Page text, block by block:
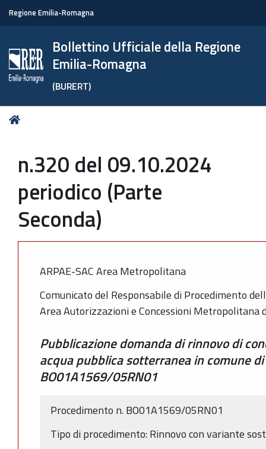
Regione Emilia-Romagna
Bollettino Ufficiale della Regione
Emilia-Romagna
(BURERT)
Tu
n.320 del 09.10.2024
periodico (Parte
Seconda)
ARPAE-SAC Area Metropolitana
Comunicato del Responsabile di Procedimento
Area Autorizzazioni e Concessioni Metropolitana
Pubblicazione domanda di rinnovo di
acqua pubblica sotterranea in comune
BO01A1569/05RN01
Procedimento n. BO01A1569/05RN01
Tipo di procedimento: Rinnovo con variante